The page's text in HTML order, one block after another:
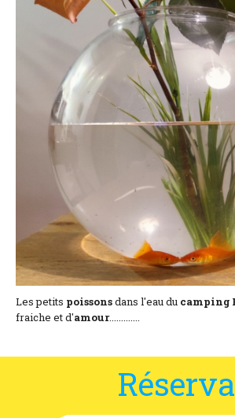
Situación y acceso
Formulario de contacto
Documentación
Noticias
Casa móvil y tarifas
Habitación por noche y precios
Les petits poissonsdans l'eau du camping
fraiche et d'amour.............
Réserva